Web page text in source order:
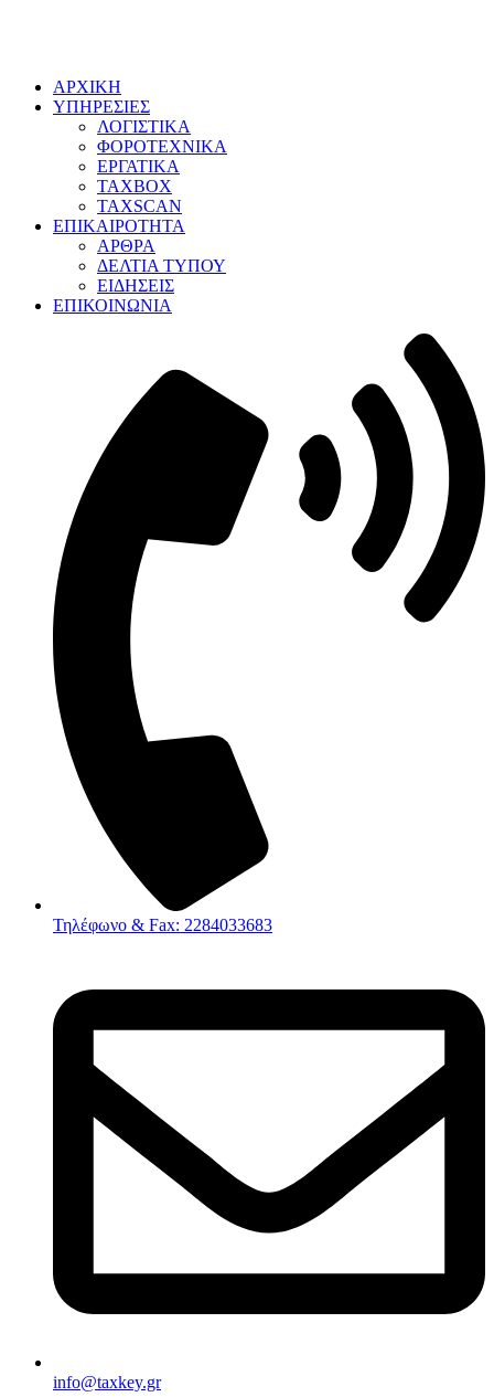
ΑΡΧΙΚΗ
ΥΠΗΡΕΣΙΕΣ
ΛΟΓΙΣΤΙΚΑ
ΦΟΡΟΤΕΧΝΙΚΑ
ΕΡΓΑΤΙΚΑ
TAXBOX
TAXSCAN
ΕΠΙΚΑΙΡΟΤΗΤΑ
ΑΡΘΡΑ
ΔΕΛΤΙΑ ΤΥΠΟΥ
ΕΙΔΗΣΕΙΣ
ΕΠΙΚΟΙΝΩΝΙΑ
Τηλέφωνο & Fax: 2284033683
info@taxkey.gr